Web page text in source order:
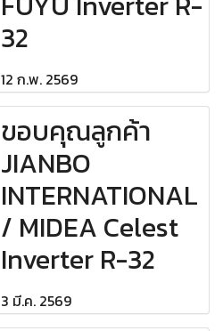
32
12 ก.พ. 2569
ขอบคุณลูกค้า
JIANBO
INTERNATIONAL
/ MIDEA Celest
Inverter R-32
3 มี.ค. 2569